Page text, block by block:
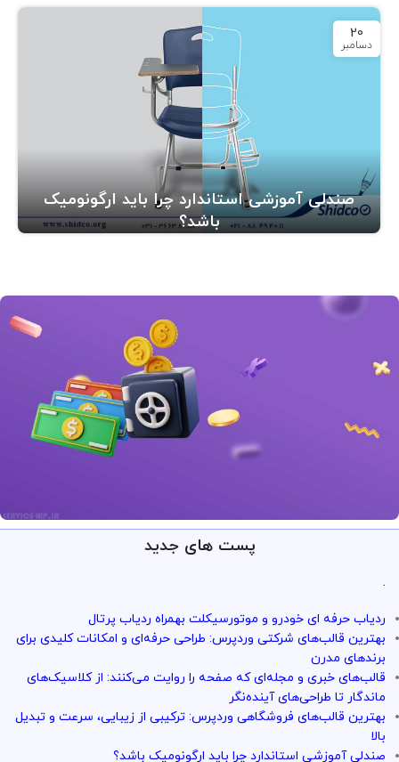
20
دسامبر
صندلی آموزشی استاندارد چرا باید ارگونومیک
باشد؟
با خیال راحت میتونی از خدمات و سرویس ها استفاده کنی
پست های جدید
.
ردیاب حرفه ای خودرو و موتورسیکلت بهمراه ردیاب پرتال
بهترین قالب‌های شرکتی وردپرس: طراحی حرفه‌ای و امکانات کلیدی برای
برندهای مدرن
قالب‌های خبری و مجله‌ای که صفحه را روایت می‌کنند: از کلاسیک‌های
ماندگار تا طراحی‌های آینده‌نگر
بهترین قالب‌های فروشگاهی وردپرس: ترکیبی از زیبایی، سرعت و تبدیل
بالا
صندلی آموزشی استاندارد چرا باید ارگونومیک باشد؟